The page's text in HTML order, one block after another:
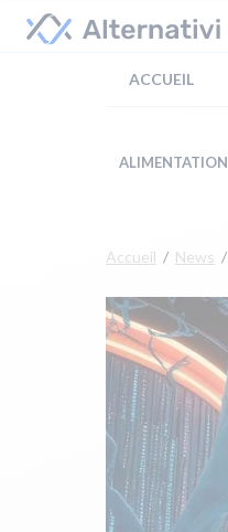
ACCUEIL
ALIMENTATION
Accueil News